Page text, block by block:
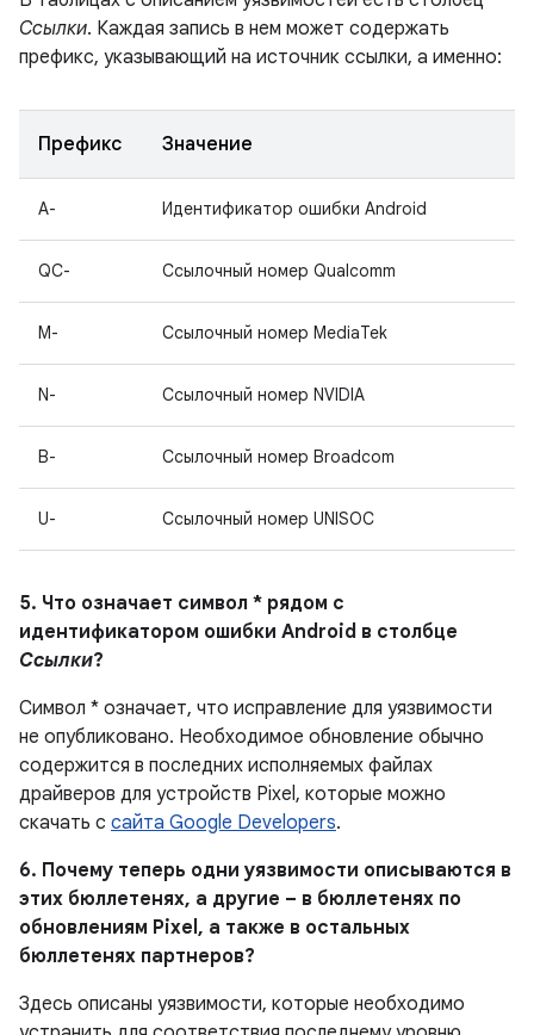
Ссылки. Каждая запись в нем может содержать
префикс, указывающий на источник ссылки, а именно:
Префикс Значение
A- Идентификатор ошибки Android
QC- Ссылочный номер Qualcomm
M- Ссылочный номер MediaTek
N- Ссылочный номер NVIDIA
B- Ссылочный номер Broadcom
U- Ссылочный номер UNISOC
5. Что означает символ * рядом с
идентификатором ошибки Android в столбце
Ссылки?
Символ * означает, что исправление для уязвимости
не опубликовано. Необходимое обновление обычно
содержится в последних исполняемых файлах
драйверов для устройств Pixel, которые можно
скачать с сайта Google Developers.
6. Почему теперь одни уязвимости описываются в
этих бюллетенях, а другие – в бюллетенях по
обновлениям Pixel, а также в остальных
бюллетенях партнеров?
Здесь описаны уязвимости, которые необходимо